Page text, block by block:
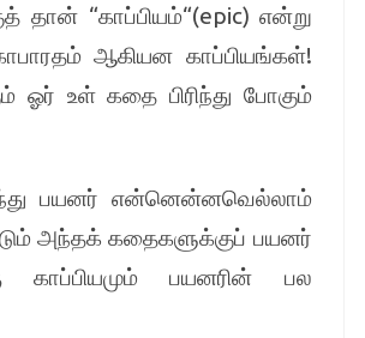
தான் “காப்பியம்“(epic) என்று
ஆகியன காப்பியங்கள்!
ஓர் உள் கதை பிரிந்து போகும்
பயனர் என்னென்னவெல்லாம்
அந்தக் கதைகளுக்குப் பயனர்
காப்பியமும் பயனரின் பல